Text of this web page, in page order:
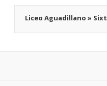
Liceo Aguadillano »